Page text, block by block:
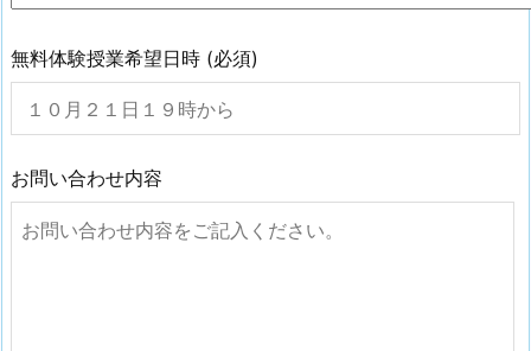
無料体験授業希望日時 (必須)
お問い合わせ内容